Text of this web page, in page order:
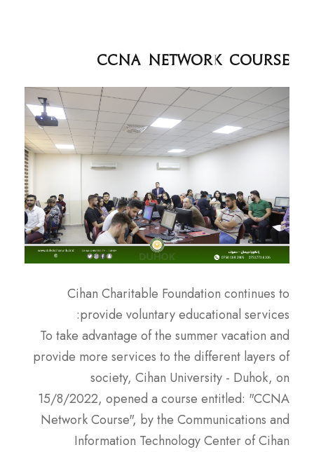
CCNA Network Course
Cihan Charitable Foundation continues to
provide voluntary educational services:
To take advantage of the summer vacation and
provide more services to the different layers of
society, Cihan University - Duhok, on
15/8/2022, opened a course entitled: "CCNA
Network Course", by the Communications and
Information Technology Center of Cihan